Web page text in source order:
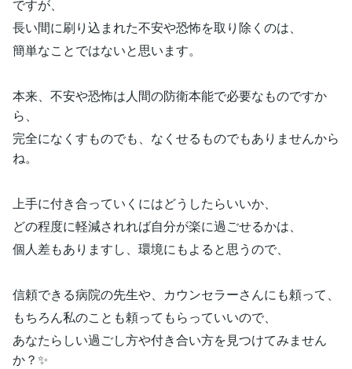
ですが、
長い間に刷り込まれた不安や恐怖を取り除くのは、
簡単なことではないと思います。
本来、不安や恐怖は人間の防衛本能で必要なものですか
ら、
完全になくすものでも、なくせるものでもありませんから
ね。
上手に付き合っていくにはどうしたらいいか、
どの程度に軽減されれば自分が楽に過ごせるかは、
個人差もありますし、環境にもよると思うので、
信頼できる病院の先生や、カウンセラーさんにも頼って、
もちろん私のことも頼ってもらっていいので、
あなたらしい過ごし方や付き合い方を見つけてみません
か？✨